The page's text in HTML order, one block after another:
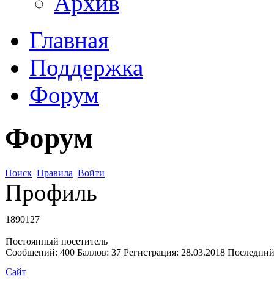
Главная
Поддержка
Форум
Форум
Поиск Правила Войти
Профиль
1890127
Постоянный посетитель
Сообщений: 400 Баллов: 37 Регистрация: 28.03.2018
Сайт